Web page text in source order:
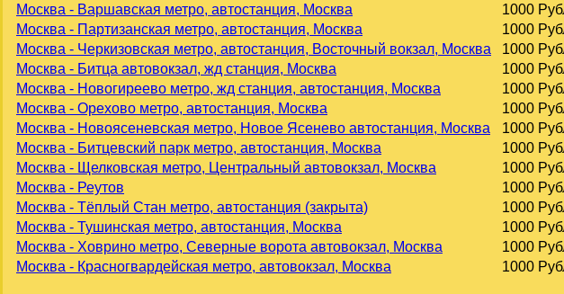
Москва - Варшавская метро, автостанция, Москва
1000
Москва - Партизанская метро, автостанция, Москва
1000
Москва - Черкизовская метро, автостанция, Восточный вокзал, Москва
1000
Москва - Битца автовокзал, жд станция, Москва
1000
Москва - Новогиреево метро, жд станция, автостанция, Москва
1000
Москва - Орехово метро, автостанция, Москва
1000
Москва - Новоясеневская метро, Новое Ясенево автостанция, Москва
1000
Москва - Битцевский парк метро, автостанция, Москва
1000
Москва - Щелковская метро, Центральный автовокзал, Москва
1000
Москва - Реутов
1000
Москва - Тёплый Стан метро, автостанция (закрыта)
1000
Москва - Тушинская метро, автостанция, Москва
1000
Москва - Ховрино метро, Северные ворота автовокзал, Москва
1000
Москва - Красногвардейская метро, автовокзал, Москва
1000